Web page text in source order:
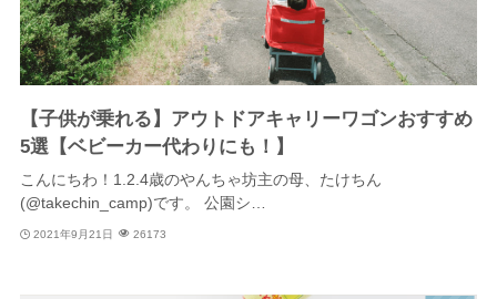
【子供が乗れる】アウトドアキャリーワゴンおすすめ
5選【ベビーカー代わりにも！】
こんにちわ！1.2.4歳のやんちゃ坊主の母、たけちん
(@takechin_camp)です。 公園シ…
2021年9月21日 26173